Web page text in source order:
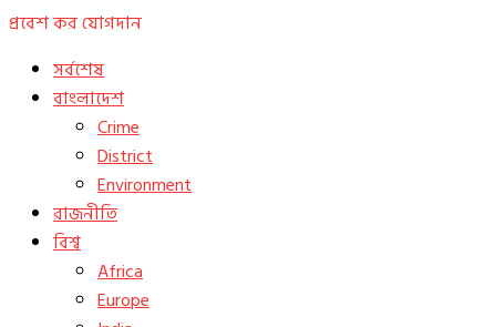
প্রবেশ করযোগদান
সর্বশেষ
বাংলাদেশ
Crime
District
Environment
রাজনীতি
বিশ্ব
Africa
Europe